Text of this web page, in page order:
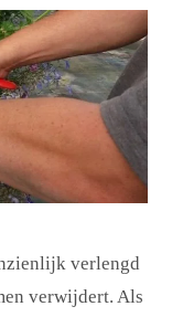
verlengd
verwijdert. Als